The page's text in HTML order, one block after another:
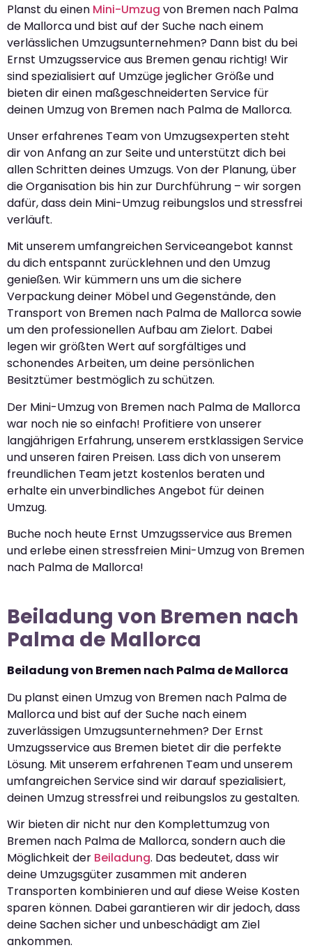
Planst du einen Mini-Umzug von Bremen nach Palma
de Mallorca und bist auf der Suche nach einem
verlässlichen Umzugsunternehmen? Dann bist du bei
Ernst Umzugsservice aus Bremen genau richtig! Wir
sind spezialisiert auf Umzüge jeglicher Größe und
bieten dir einen maßgeschneiderten Service für
deinen Umzug von Bremen nach Palma de Mallorca.
Unser erfahrenes Team von Umzugsexperten steht
dir von Anfang an zur Seite und unterstützt dich bei
allen Schritten deines Umzugs. Von der Planung, über
die Organisation bis hin zur Durchführung – wir sorgen
dafür, dass dein Mini-Umzug reibungslos und stressfrei
verläuft.
Mit unserem umfangreichen Serviceangebot kannst
du dich entspannt zurücklehnen und den Umzug
genießen. Wir kümmern uns um die sichere
Verpackung deiner Möbel und Gegenstände, den
Transport von Bremen nach Palma de Mallorca sowie
um den professionellen Aufbau am Zielort. Dabei
legen wir größten Wert auf sorgfältiges und
schonendes Arbeiten, um deine persönlichen
Besitztümer bestmöglich zu schützen.
Der Mini-Umzug von Bremen nach Palma de Mallorca
war noch nie so einfach! Profitiere von unserer
langjährigen Erfahrung, unserem erstklassigen Service
und unseren fairen Preisen. Lass dich von unserem
freundlichen Team jetzt kostenlos beraten und
erhalte ein unverbindliches Angebot für deinen
Umzug.
Buche noch heute Ernst Umzugsservice aus Bremen
und erlebe einen stressfreien Mini-Umzug von Bremen
nach Palma de Mallorca!
Beiladung von Bremen nach
Palma de Mallorca
Beiladung von Bremen nach Palma de Mallorca
Du planst einen Umzug von Bremen nach Palma de
Mallorca und bist auf der Suche nach einem
zuverlässigen Umzugsunternehmen? Der Ernst
Umzugsservice aus Bremen bietet dir die perfekte
Lösung. Mit unserem erfahrenen Team und unserem
umfangreichen Service sind wir darauf spezialisiert,
deinen Umzug stressfrei und reibungslos zu gestalten.
Wir bieten dir nicht nur den Komplettumzug von
Bremen nach Palma de Mallorca, sondern auch die
Möglichkeit der Beiladung. Das bedeutet, dass wir
deine Umzugsgüter zusammen mit anderen
Transporten kombinieren und auf diese Weise Kosten
sparen können. Dabei garantieren wir dir jedoch, dass
deine Sachen sicher und unbeschädigt am Ziel
ankommen.